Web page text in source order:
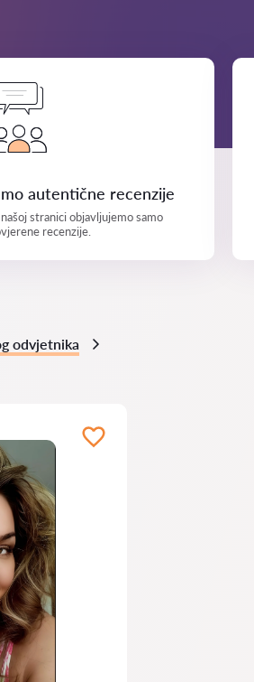
autentične recenzije
stranici objavljujemo samo
recenzije.
odvjetnika